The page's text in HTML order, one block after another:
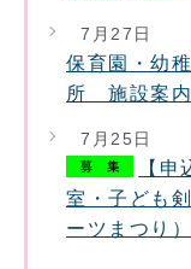
7月27日
保育園・幼
所 施設案内
7月25日
【
室・子ども
ーツまつり）